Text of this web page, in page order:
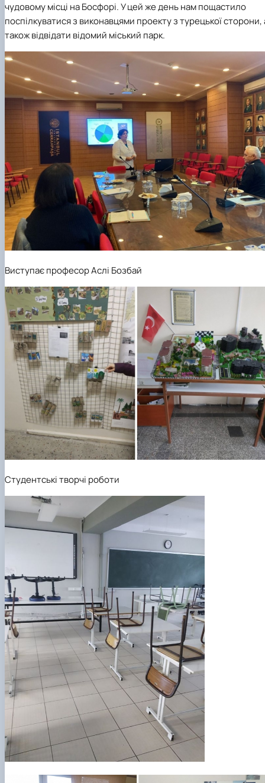
чудовому місці на Босфорі. У цей же день нам пощастило
поспілкуватися з виконавцями проекту з турецької сторони,
також відвідати відомий міський парк.
Виступає професор Аслі Бозбай
Студентські творчі роботи